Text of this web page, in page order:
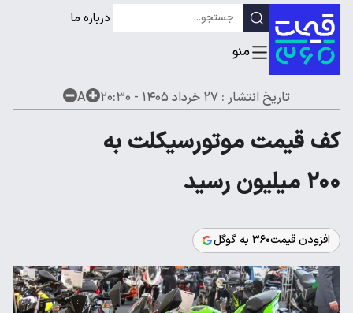
درباره ما
تاریخ انتشار : ۲۷ خرداد ۱۴۰۵ - ۲۰:۳۰ A
کف قیمت موتورسیکلت به
۲۰۰ میلیون رسید
افزودن قیمت۳۶۰ به گوگل